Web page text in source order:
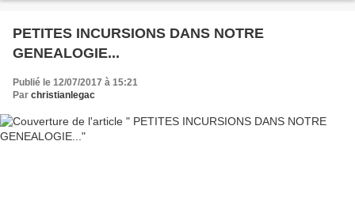
PETITES INCURSIONS DANS NOTRE
GENEALOGIE...
Publié le 12/07/2017 à 15:21
Par christianlegac